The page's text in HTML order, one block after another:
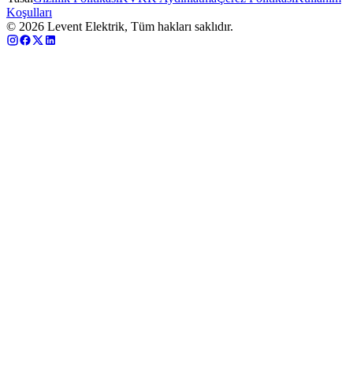
Koşulları
© 2026 Levent Elektrik, Tüm hakları saklıdır.